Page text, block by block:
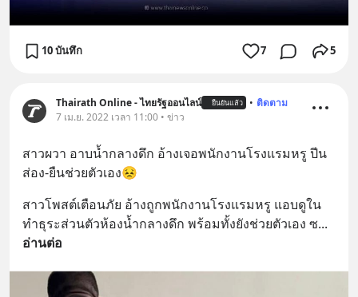
10 บันทึก 7 5
Thairath Online - ไทยรัฐออนไลน์ ยืนยันแล้ว • ติดตาม
7 เม.ย. 2022 เวลา 11:00 • ข่าว
สาวผวา อาบน้ำกลางดึก อ้างเจอพนักงานโรงแรมหรู ปีน
ส่อง-ยืนช่วยตัวเอง😣
สาวโพสต์เตือนภัย อ้างถูกพนักงานโรงแรมหรู แอบดูใน
ทำธุระส่วนตัวห้องน้ำกลางดึก พร้อมทั้งยังช่วยตัวเอง ซ
อ่านต่อ